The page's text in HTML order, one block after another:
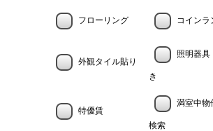
フローリング コインラ
外観タイル貼り
照明器具
き
特優賃
満室中物
検索